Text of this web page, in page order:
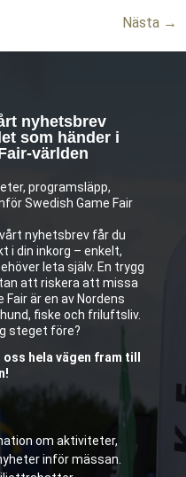
Nästa →
nyhetsbrev
som händer i
världen
programsläpp,
Swedish Game Fair
nyhetsbrev får du
i din inkorg – enkelt,
leta själv. En trygg
att riskera att missa
är en av Nordens
fiske och friluftsliv.
steget före?
hela vägen fram till
om aktiviteter,
inför mässan.